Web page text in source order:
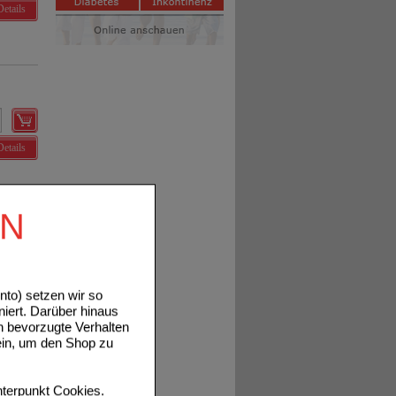
setzen wir so
Darüber hinaus
bevorzugte Verhalten
um den Shop zu
Cookies.
Details